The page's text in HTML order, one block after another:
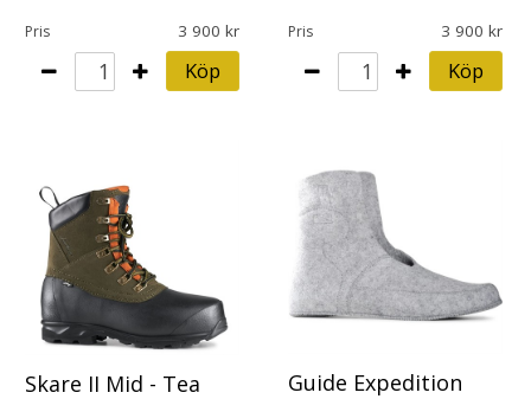
Pris 3 900
Köp
Pris 3 900
Köp
Skare II Mid - Tea
Guide Expedition